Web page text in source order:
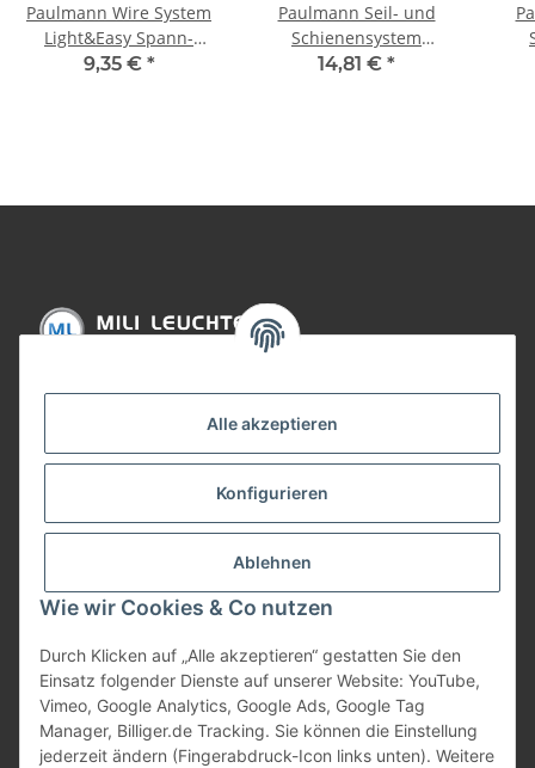
Alle akzeptieren
Konfigurieren
Ablehnen
Wie wir Cookies & Co nutzen
Durch Klicken auf „Alle akzeptieren“ gestatten Sie den
Einsatz folgender Dienste auf unserer Website: YouTube,
Vimeo, Google Analytics, Google Ads, Google Tag
Manager, Billiger.de Tracking. Sie können die Einstellung
jederzeit ändern (Fingerabdruck-Icon links unten). Weitere
Paulmann Wire System
Light&Easy Spann-
Montageset nicht isoliert
9,35 € *
Paulmann Seil- und
Schienensystem
CombiEasy Spot Co
14,81 € *
Gesetzliche Informationen
Bezahlung